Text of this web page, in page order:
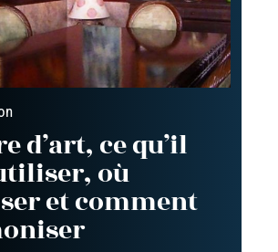
d’art, ce qu’il
où
et comment